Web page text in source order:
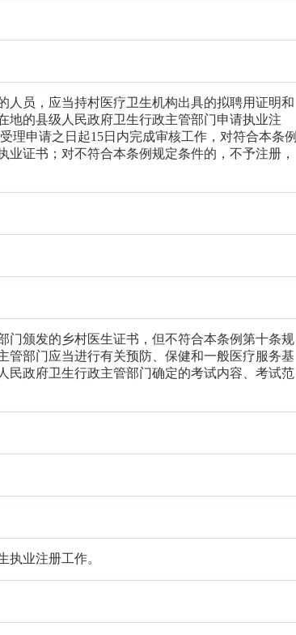
人员，应当持村医疗卫生机构出具的拟聘用证明和
地的县级人民政府卫生行政主管部门申请执业注
理申请之日起15日内完成审核工作，对符合本条例
证书；对不符合本条例规定条件的，不予注册，
门颁发的乡村医生证书，但不符合本条例第十条规
管部门应当进行有关预防、保健和一般医疗服务基
民政府卫生行政主管部门确定的考试内容、考试范
执业注册工作。